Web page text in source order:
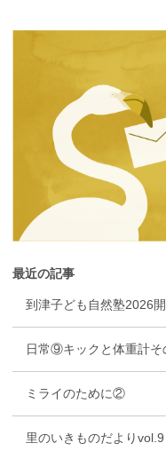
最近の記事
到津子ども自然塾2026開
日常⑨キックと体重計そ
ミライのために②
里のいきものだより